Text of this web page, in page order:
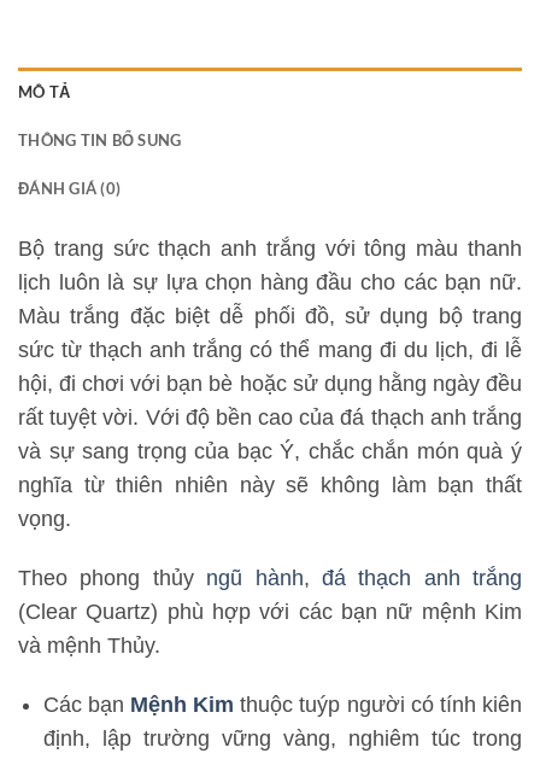
MÔ TẢ
THÔNG TIN BỔ SUNG
ĐÁNH GIÁ (0)
Bộ trang sức thạch anh trắng với tông màu thanh
lịch luôn là sự lựa chọn hàng đầu cho các bạn nữ.
Màu trắng đặc biệt dễ phối đồ, sử dụng bộ trang
sức từ thạch anh trắng có thể mang đi du lịch, đi lễ
hội, đi chơi với bạn bè hoặc sử dụng hằng ngày đều
rất tuyệt vời. Với độ bền cao của đá thạch anh trắng
và sự sang trọng của bạc Ý, chắc chắn món quà ý
nghĩa từ thiên nhiên này sẽ không làm bạn thất
vọng.
Theo phong thủy ngũ hành, đá thạch anh trắng
(Clear Quartz) phù hợp với các bạn nữ mệnh Kim
và mệnh Thủy.
Các bạn Mệnh Kim thuộc tuýp người có tính kiên
định, lập trường vững vàng, nghiêm túc trong